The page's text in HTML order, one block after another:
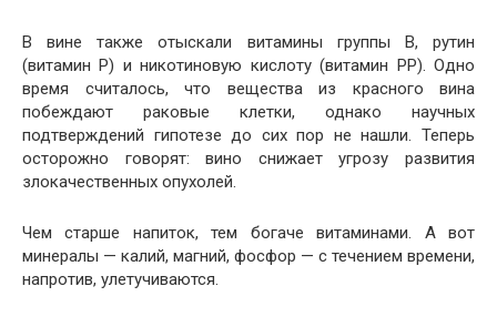
В вине также отыскали витамины группы В, рутин
(витамин Р) и никотиновую кислоту (витамин РР). Одно
время считалось, что вещества из красного вина
побеждают раковые клетки, однако научных
подтверждений гипотезе до сих пор не нашли. Теперь
осторожно говорят: вино снижает угрозу развития
злокачественных опухолей.
Чем старше напиток, тем богаче витаминами. А вот
минералы — калий, магний, фосфор — с течением времени,
напротив, улетучиваются.